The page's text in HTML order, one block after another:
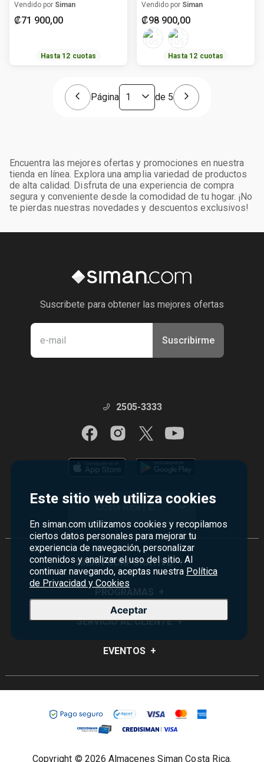
Este sitio web utiliza cookies
En siman.com utilizamos cookies y recopilamos
ciertos datos personales para mejorar tu
experiencia de navegación, personalizar
contenidos y analizar el uso del sitio. Al
continuar navegando, aceptas nuestra Política
de Privacidad y Cookies
Aceptar
Vendido por Siman
₡71 900,00
Hasta 12 cuotas
Vendido por Siman
₡98 900,00
Hasta 12 cuotas
Página de 5
Encuentra las mejores ofertas y promociones en nuestra
tienda en línea. Explora una amplia variedad de productos
de alta calidad. Disfruta de una experiencia de compra
segura y conveniente desde la comodidad de tu hogar. ¡No
te pierdas nuestras novedades y descuentos exclusivos!
Suscribete para obtener las mejores ofertas
Suscribirme
2505-3333
Costa Rica | ₡
SIMAN CORPORATIVO +
Quiénes Somos
Visión y Misión
Sucursales
Monedero
Certificados de Regalo
Credisiman
SERVICIO AL CLIENTE +
Preguntas Frecuentes
Contáctenos
Seguridad del sitio
Política de Privacidad
EVENTOS +
Rebajas
Copyright © 2026 Almacenes Siman Costa Rica.